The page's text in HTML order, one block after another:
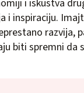
i iskustva
i inspiraciju.
razvija,
biti spremni da